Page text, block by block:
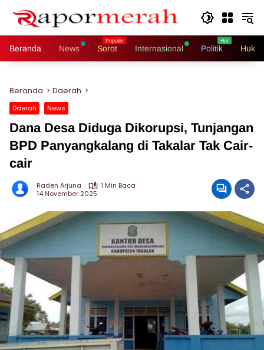
Beranda News Sorot Internasional Politik
Beranda Daerah
Daerah News
Dana Desa Diduga Dikorupsi, Tunjangan
BPD Panyangkalang di Takalar Tak Cair-
cair
Raden Arjuna
1 Min Baca
14 November 2025